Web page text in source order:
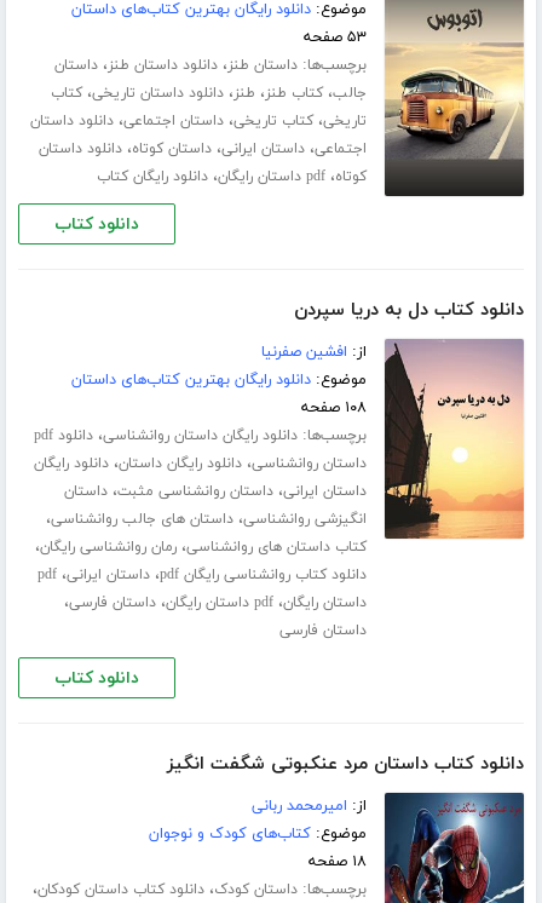
موضوع:دانلود رایگان بهترین کتاب‌های داستان
۵۳ صفحه
برچسب‌ها:داستان طنز،دانلود داستان طنز،داستان
جالب،کتاب طنز، طنز،دانلود داستان تاریخی،کتاب
تاریخی،کتاب تاریخی،داستان اجتماعی،دانلود داستان
اجتماعی،داستان ایرانی،داستان کوتاه،دانلود داستان
کوتاه،pdf داستان رایگان ،دانلود رایگان کتاب
دانلود کتاب
دانلود کتاب دل به دریا سپردن
از: افشین صفرنیا
موضوع:دانلود رایگان بهترین کتاب‌های داستان
۱۰۸ صفحه
برچسب‌ها:دانلود رایگان داستان روانشناسی،
دانلود pdf
داستان روانشناسی،دانلود رایگان داستان،دانلود رایگان
داستان ایرانی،داستان روانشناسی مثبت،داستان
انگیزشی روانشناسی،داستان های جالب روانشناسی،
کتاب داستان های روانشناسی،رمان روانشناسی رایگان،
دانلود کتاب روانشناسی رایگان pdf ،داستان ایرانی،pdf
داستان رایگان،pdf داستان رایگان ،داستان فارسی،
داستان فارسی
دانلود کتاب
دانلود کتاب داستان مرد عنکبوتی شگفت انگیز
از: امیرمحمد ربانی
موضوع:کتاب‌های کودک و نوجوان
۱۸ صفحه
برچسب‌ها:داستان کودک،دانلود کتاب داستان کودکان،